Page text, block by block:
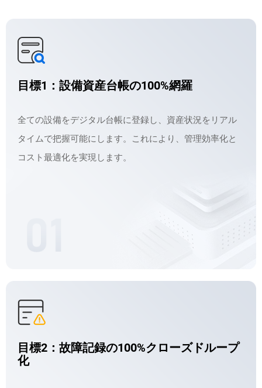
目標1：設備資産台帳の100%網羅
全ての設備をデジタル台帳に登録し、資産状況をリアル
タイムで把握可能にします。これにより、管理効率化と
コスト最適化を実現します。
目標2：故障記録の100%クローズドループ
化